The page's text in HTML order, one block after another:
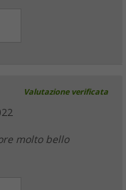
Valutazione verificata
molto bello